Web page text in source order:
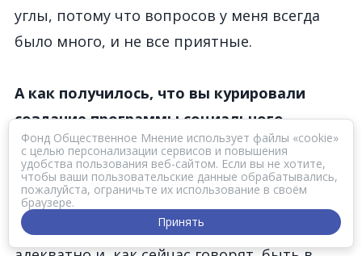
Фонд Общественное Мнение использует файлы «cookie»
с целью персонализации сервисов и повышения
удобства пользования веб-сайтом. Если вы не хотите,
чтобы ваши пользовательские данные обрабатывались,
пожалуйста, ограничьте их использование в своём
браузере.
Принять
углы, потому что вопросов у меня всегда
было много, и не все приятные.
А как получилось, что вы курировали
создание программы социального
развития региона?
Это вопрос доверия, как вы понимаете.
Можно не состоять в «Единой России», но
быть неравнодушным, пытаться мыслить